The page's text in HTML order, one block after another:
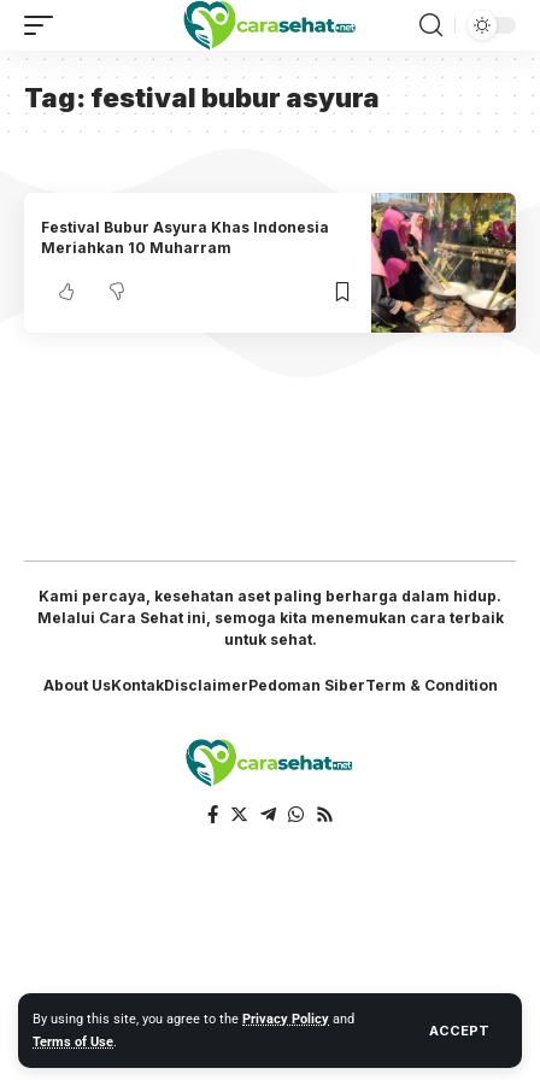
By using this site, you agree to the Privacy Policy and
Terms of Use.
ACCEPT
Tag: festival bubur asyura
Festival Bubur Asyura Khas Indonesia
Meriahkan 10 Muharram
Kami percaya, kesehatan aset paling berharga dalam hidup.
Melalui Cara Sehat ini, semoga kita menemukan cara terbaik
untuk sehat.
About UsKontakDisclaimerPedoman SiberTerm & Condition